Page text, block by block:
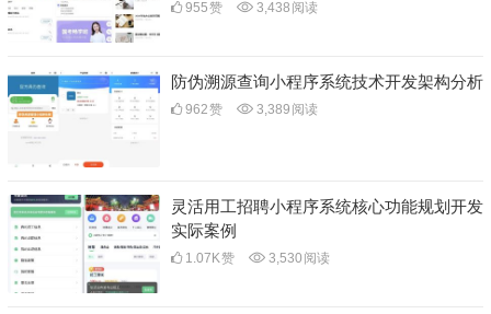
955赞 3,438 阅读
防伪溯源查询小程序系统技术开发架构分析
962赞 3,389 阅读
灵活用工招聘小程序系统核心功能规划开发
实际案例
1.07K赞 3,530 阅读